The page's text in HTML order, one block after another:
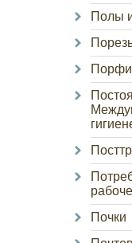
Полы
Почки